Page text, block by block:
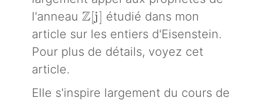
l'anneau \mathbb{Z}[j]
Z[j] étudié dans mon
article sur les entiers d'Eisenstein.
Pour plus de détails, voyez cet
article.
Elle s'inspire largement du cours de